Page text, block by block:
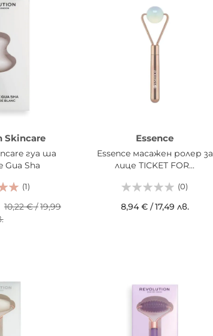
Skincare
гуа ша
Gua Sha
(1)
10,22 €/19,99
Essence
Essence масажен ролер за
лице TICKET FOR...
(0)
8,94 €/17,49 лв.